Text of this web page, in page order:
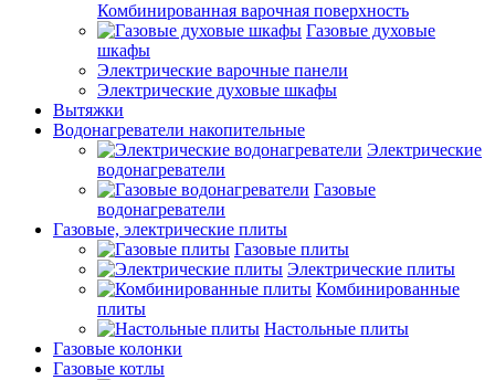
Комбинированная варочная поверхность
Газовые духовые
шкафы
Электрические варочные панели
Электрические духовые шкафы
Вытяжки
Водонагреватели накопительные
Электрические
водонагреватели
Газовые
водонагреватели
Газовые, электрические плиты
Газовые плиты
Электрические плиты
Комбинированные
плиты
Настольные плиты
Газовые колонки
Газовые котлы